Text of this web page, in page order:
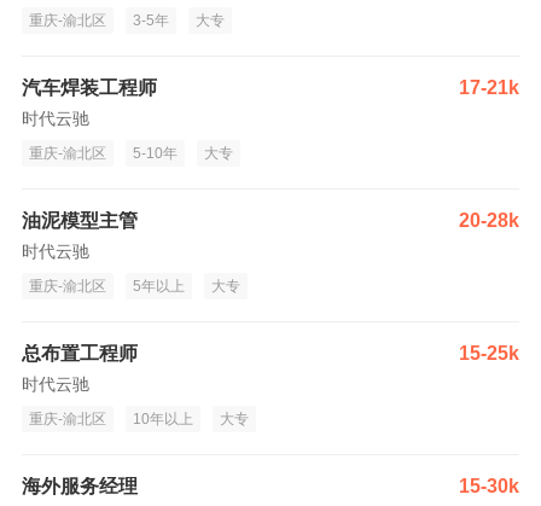
重庆-渝北区 3-5年 大专
汽车焊装工程师 17-21k
时代云驰
重庆-渝北区 5-10年 大专
油泥模型主管 20-28k
时代云驰
重庆-渝北区 5年以上 大专
总布置工程师 15-25k
时代云驰
重庆-渝北区 10年以上 大专
海外服务经理 15-30k